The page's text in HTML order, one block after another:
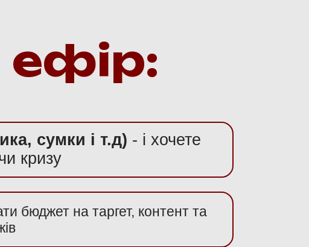
ефір:
сумки і т.д) - і хочете
кризу
бюджет на таргет, контент та